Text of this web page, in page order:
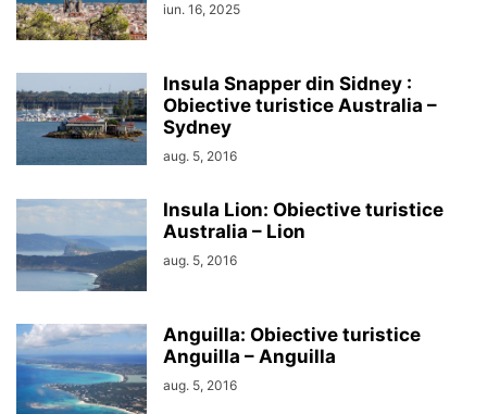
iun. 16, 2025
Insula Snapper din Sidney :
Obiective turistice Australia –
Sydney
aug. 5, 2016
Insula Lion: Obiective turistice
Australia – Lion
aug. 5, 2016
Anguilla: Obiective turistice
Anguilla – Anguilla
aug. 5, 2016